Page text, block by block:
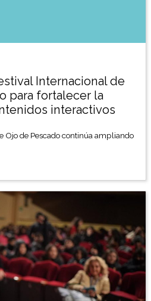
Internacional de
para fortalecer la
interactivos
Ojo de Pescado continúa ampliando